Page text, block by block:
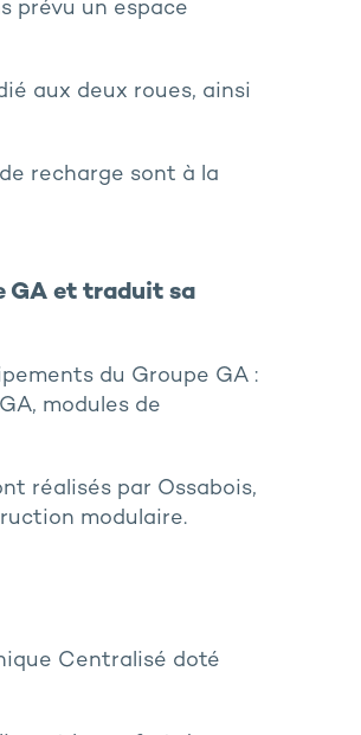
prévu un espace
aux deux roues, ainsi
recharge sont à la
GA et traduit sa
du Groupe GA :
modules de
réalisés par Ossabois,
modulaire.
Centralisé doté